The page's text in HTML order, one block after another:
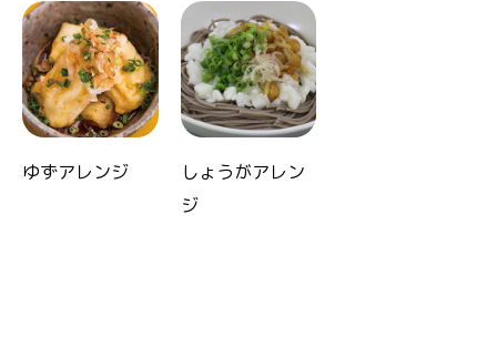
ゆずアレンジ
しょうがアレン
ジ